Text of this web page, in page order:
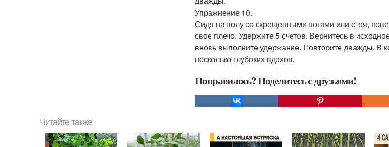
Упражнение 10.
Сидя на полу со скрещенными ногами или стоя,
свое плечо. Удержите 5 счетов. Вернитесь в
вновь выполните удержание. Повторите дважды. В
несколько глубоких вдохов.
Понравилось? Поделитесь с друзьями!
Читайте также